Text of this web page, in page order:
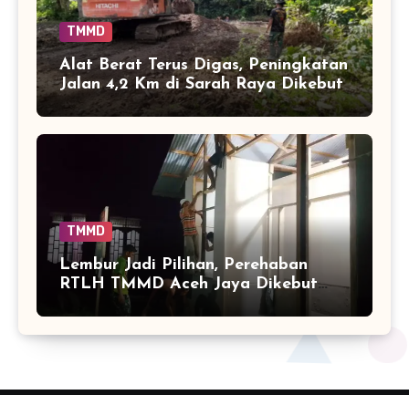
TMMD
Alat Berat Terus Digas, Peningkatan
Jalan 4,2 Km di Sarah Raya Dikebut
TMMD
Lembur Jadi Pilihan, Perehaban
RTLH TMMD Aceh Jaya Dikebut
hingga Malam